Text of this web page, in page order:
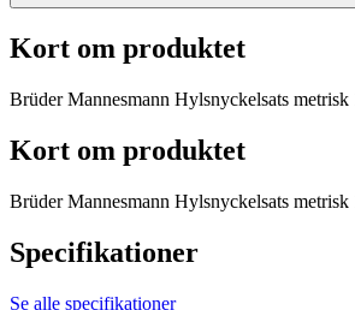
Kort om produktet
Brüder Mannesmann Hylsnyckelsats metrisk
Kort om produktet
Brüder Mannesmann Hylsnyckelsats metrisk
Specifikationer
Se alle specifikationer